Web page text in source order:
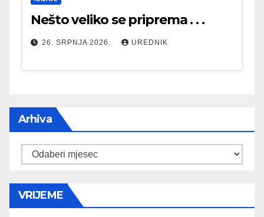
Nešto veliko se priprema . . .
26. SRPNJA 2026. UREDNIK
Arhiva
Arhiva
VRIJEME